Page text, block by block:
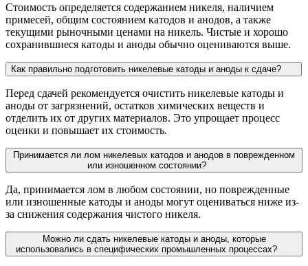
Стоимость определяется содержанием никеля, наличием
примесей, общим состоянием катодов и анодов, а также
текущими рыночными ценами на никель. Чистые и хорошо
сохранившиеся катоды и аноды обычно оцениваются выше.
Как правильно подготовить никелевые катоды и аноды к сдаче?
Перед сдачей рекомендуется очистить никелевые катоды и
аноды от загрязнений, остатков химических веществ и
отделить их от других материалов. Это упрощает процесс
оценки и повышает их стоимость.
Принимается ли лом никелевых катодов и анодов в поврежденном
или изношенном состоянии?
Да, принимается лом в любом состоянии, но поврежденные
или изношенные катоды и аноды могут оцениваться ниже из-
за снижения содержания чистого никеля.
Можно ли сдать никелевые катоды и аноды, которые
использовались в специфических промышленных процессах?